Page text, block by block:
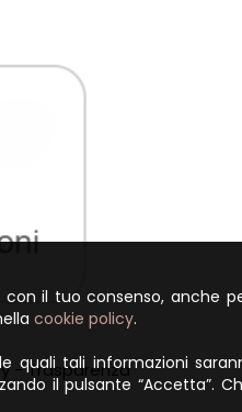
-Trasparenza
il tuo consenso, anche
cookie policy.
quali tali informazioni
il pulsante “Accetta”.